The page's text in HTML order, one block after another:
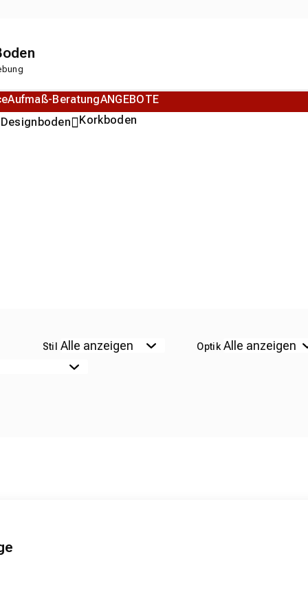
Designboden Korkboden
Aufmaß-BeratungANGEBOTE
Stil Optik